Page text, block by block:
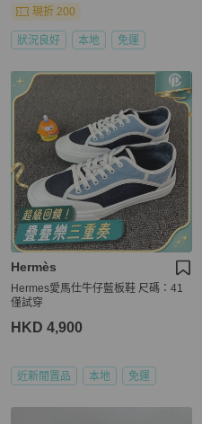
現折 200
狀況良好 本地 免運
Hermès
Hermes愛馬仕牛仔藍板鞋 尺碼：41
僅試穿
HKD 4,900
近新閒置品 本地 免運